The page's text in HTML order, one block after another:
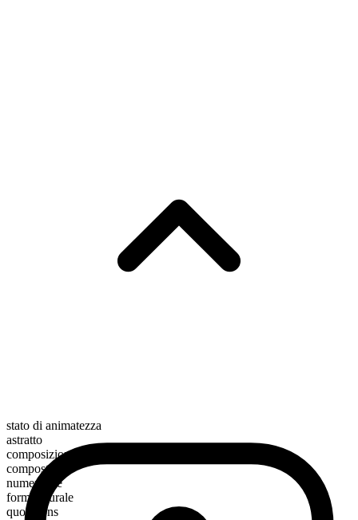
stato di animatezza
astratto
composizione morfologica
composto
numerabile
forma plurale
quotations